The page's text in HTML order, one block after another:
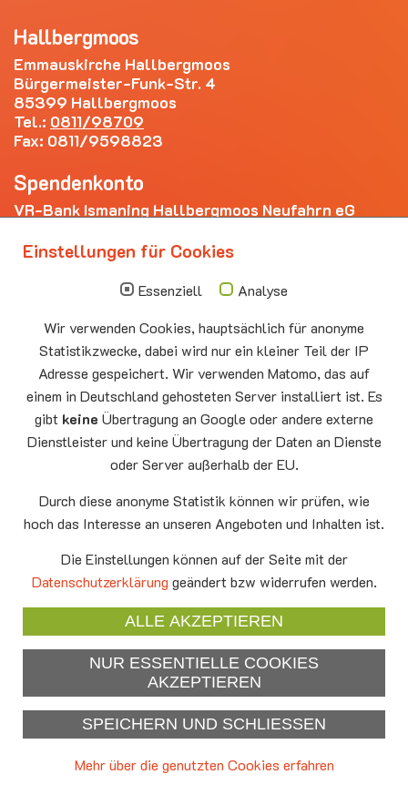
Hallbergmoos
Emmauskirche Hallbergmoos
Bürgermeister-Funk-Str. 4
85399 Hallbergmoos
Tel.: 0811/98709
Fax: 0811/9598823
Spendenkonto
VR-Bank Ismaning Hallbergmoos Neufahrn eG
Die nächsten Termine
10.00 - 11.00
Auferstehungskirche Neufahrn
Montag
15.00 - 17.00
10.08
Senioren-Spieletreff Neufahrn
Auferstehungskirche Neufahrn
Mittwoch
20.00 Offenes Ende
Godtimes
Facebook
YouTube
Newsletter
Datenschutzerklärung
Einstellungen für Cookies
Essenziell
Analyse
Wir verwenden Cookies, hauptsächlich für anonyme
Statistikzwecke, dabei wird nur ein kleiner Teil der IP
Adresse gespeichert. Wir verwenden Matomo, das auf
einem in Deutschland gehosteten Server installiert ist. Es
gibt keine Übertragung an Google oder andere externe
Dienstleister und keine Übertragung der Daten an Dienste
oder Server außerhalb der EU.
Durch diese anonyme Statistik können wir prüfen, wie
hoch das Interesse an unseren Angeboten und Inhalten ist.
Die Einstellungen können auf der Seite mit der
Datenschutzerklärung geändert bzw widerrufen werden.
ALLE AKZEPTIEREN
NUR ESSENTIELLE COOKIES
AKZEPTIEREN
SPEICHERN UND SCHLIESSEN
Mehr über die genutzten Cookies erfahren